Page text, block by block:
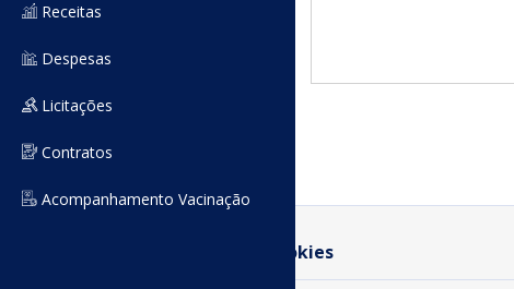
Receitas
Despesas
Licitações
Contratos
Acompanhamento Vacinação
Preferência de Cookies